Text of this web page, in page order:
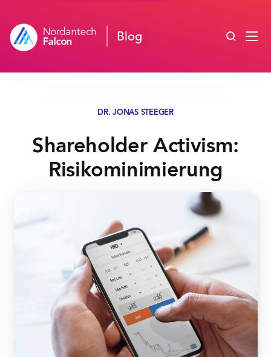
Blog Blog
Shareholder Activism:
Risikominimierung
DR. JONAS STEEGER